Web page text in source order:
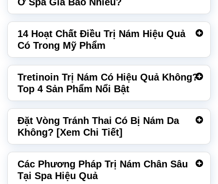
14 Hoạt Chất Điều Trị Nám Hiệu Quả
Có Trong Mỹ Phẩm
Tretinoin Trị Nám Có Hiệu Quả Không?
Top 4 Sản Phẩm Nổi Bật
Đặt Vòng Tránh Thai Có Bị Nám Da
Không? [Xem Chi Tiết]
Các Phương Pháp Trị Nám Chân Sâu
Tại Spa Hiệu Quả